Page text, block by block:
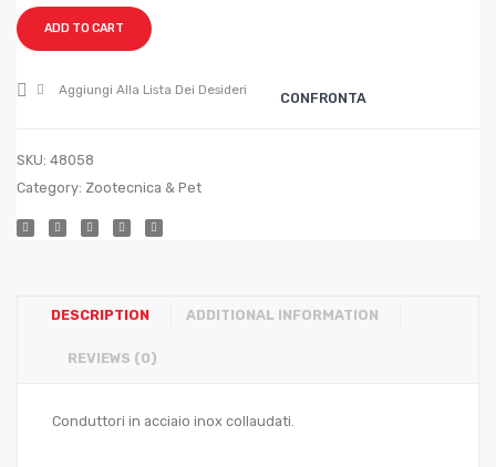
ADD TO CART
Aggiungi Alla Lista Dei Desideri CONFRONTA
SKU: 48058
Category: Zootecnica & Pet
DESCRIPTION ADDITIONAL INFORMATION
REVIEWS (0)
Conduttori in acciaio inox collaudati.